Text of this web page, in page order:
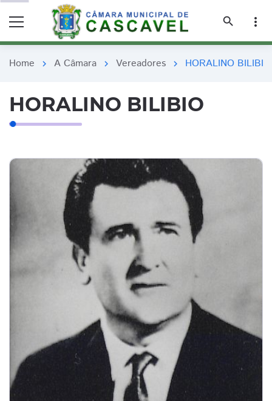
search
more_vert
Home chevron_right A Câmara chevron_right Vereadores chevron_right HORALINO BILIBIO
HORALINO BILIBIO